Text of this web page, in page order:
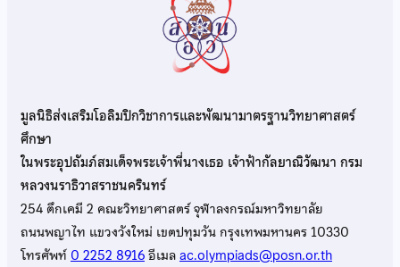
มูลนิธิส่งเสริมโอลิมปิกวิชาการและพัฒนามาตรฐานวิทยาศาสตร์
ศึกษา
ในพระอุปถัมภ์สมเด็จพระเจ้าพี่นางเธอ เจ้าฟ้ากัลยาณิวัฒนา กรม
หลวงนราธิวาสราชนครินทร์
254 ตึกเคมี 2 คณะวิทยาศาสตร์ จุฬาลงกรณ์มหาวิทยาลัย
ถนนพญาไท แขวงวังใหม่ เขตปทุมวัน กรุงเทพมหานคร 10330
โทรศัพท์0 2252 8916อีเมลac.olympiads@posn.or.th